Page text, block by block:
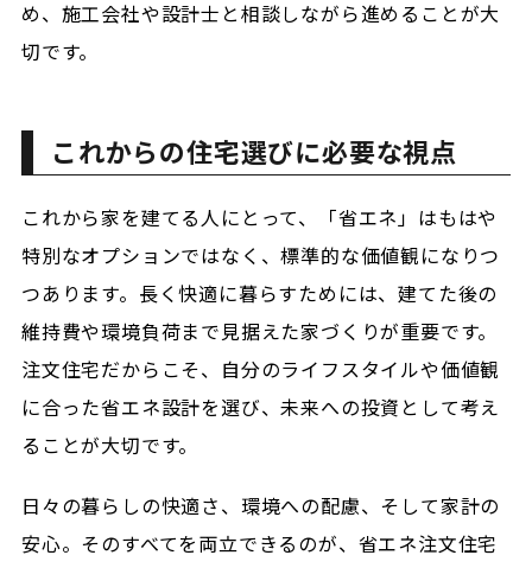
め、施工会社や設計士と相談しながら進めることが大
切です。
これからの住宅選びに必要な視点
これから家を建てる人にとって、「省エネ」はもはや
特別なオプションではなく、標準的な価値観になりつ
つあります。長く快適に暮らすためには、建てた後の
維持費や環境負荷まで見据えた家づくりが重要です。
注文住宅だからこそ、自分のライフスタイルや価値観
に合った省エネ設計を選び、未来への投資として考え
ることが大切です。
日々の暮らしの快適さ、環境への配慮、そして家計の
安心。そのすべてを両立できるのが、省エネ注文住宅